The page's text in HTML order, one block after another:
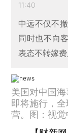
11:40
中远不仅不
同时也不向
表态不转嫁费
美国对中国
即将施行，
营。图：视觉